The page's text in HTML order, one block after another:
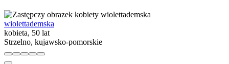
wiolettademska
kobieta, 50 lat
Strzelno, kujawsko-pomorskie